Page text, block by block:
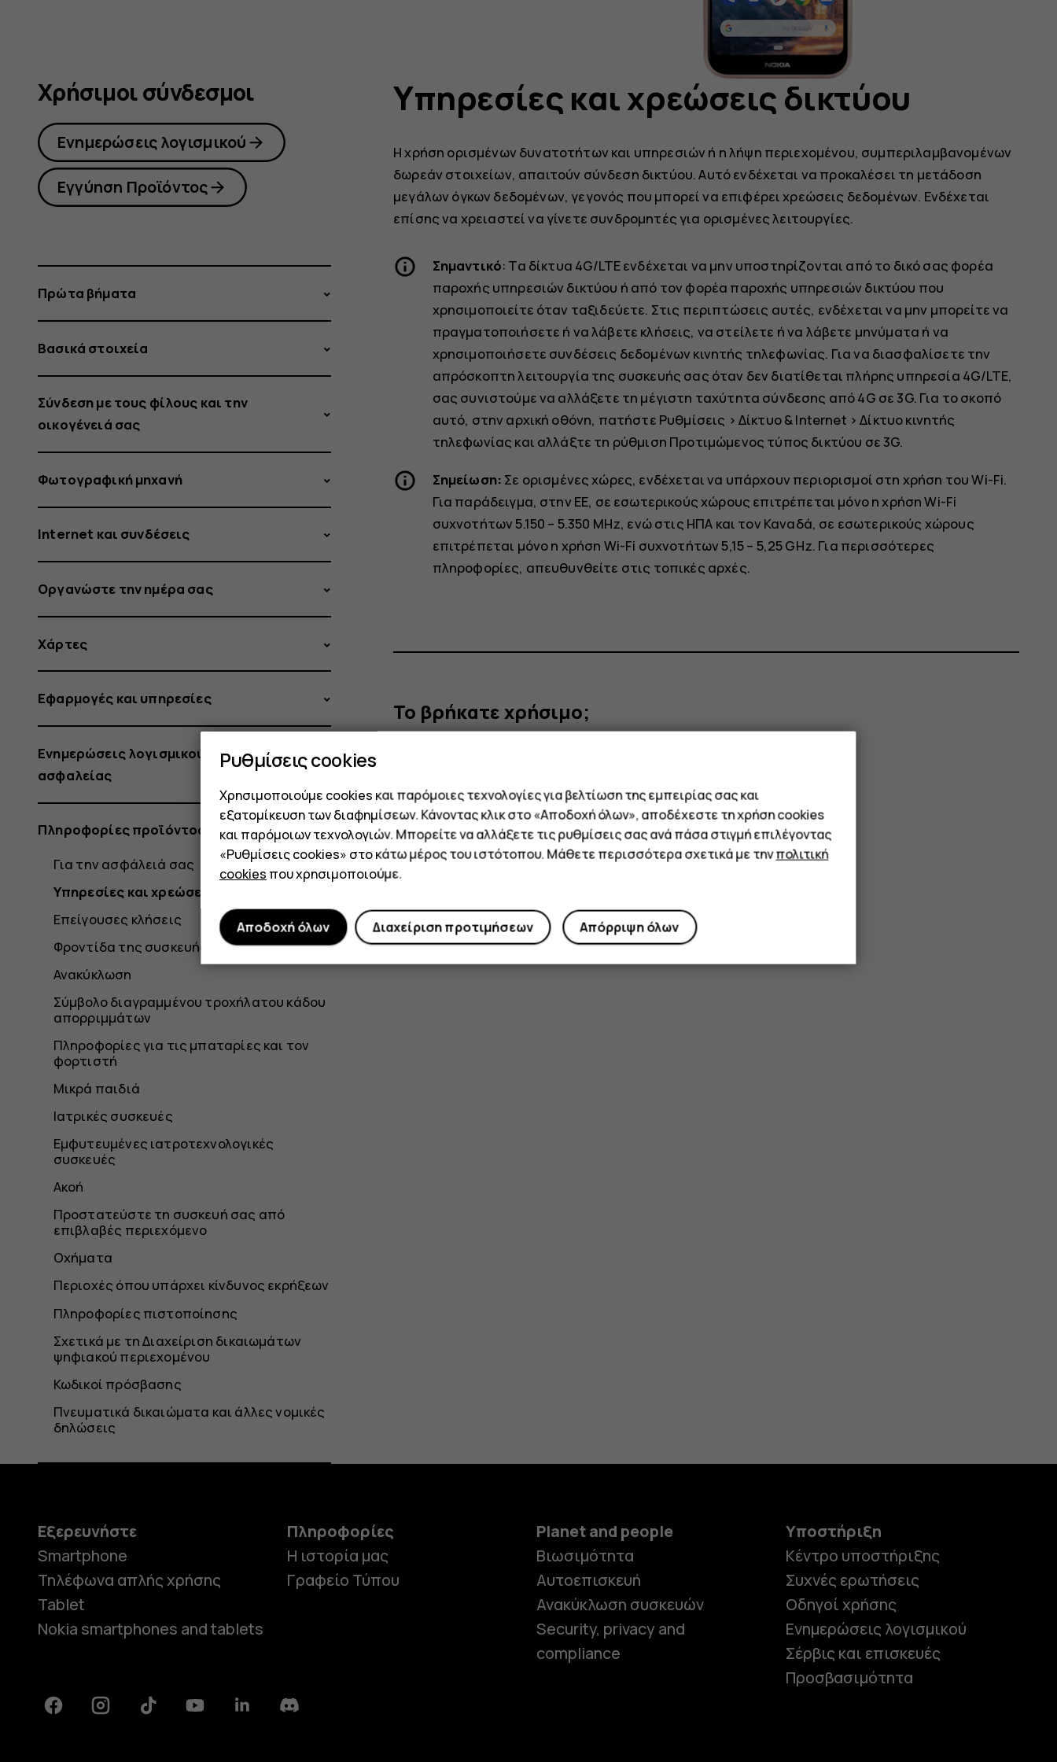
Υπηρεσίες και χρεώσεις δικτύου
Η χρήση ορισμένων δυνατοτήτων και υπηρεσιών ή η λήψη περιεχομένου, συμπεριλαμβανομένων
δωρεάν στοιχείων, απαιτούν σύνδεση δικτύου. Αυτό ενδέχεται να προκαλέσει τη μετάδοση
μεγάλων όγκων δεδομένων, γεγονός που μπορεί να επιφέρει χρεώσεις δεδομένων. Ενδέχεται
επίσης να χρειαστεί να γίνετε συνδρομητές για ορισμένες λειτουργίες.
Σημαντικό: Τα δίκτυα 4G/LTE ενδέχεται να μην υποστηρίζονται από το δικό σας φορέα
παροχής υπηρεσιών δικτύου ή από τον φορέα παροχής υπηρεσιών δικτύου που
χρησιμοποιείτε όταν ταξιδεύετε. Στις περιπτώσεις αυτές, ενδέχεται να μην μπορείτε να
πραγματοποιήσετε ή να λάβετε κλήσεις, να στείλετε ή να λάβετε μηνύματα ή να
χρησιμοποιήσετε συνδέσεις δεδομένων κινητής τηλεφωνίας. Για να διασφαλίσετε την
απρόσκοπτη λειτουργία της συσκευής σας όταν δεν διατίθεται πλήρης υπηρεσία 4G/LTE,
σας συνιστούμε να αλλάξετε τη μέγιστη ταχύτητα σύνδεσης από 4G σε 3G. Για το σκοπό
αυτό, στην αρχική οθόνη, πατήστε Ρυθμίσεις > Δίκτυο & Internet >Δίκτυο κινητής
τηλεφωνίας και αλλάξτε τη ρύθμιση Προτιμώμενος τύπος δικτύου σε 3G.
Σημείωση: Σε ορισμένες χώρες, ενδέχεται να υπάρχουν περιορισμοί στη χρήση του Wi-Fi.
Για παράδειγμα, στην ΕΕ, σε εσωτερικούς χώρους επιτρέπεται μόνο η χρήση Wi-Fi
συχνοτήτων 5.150 – 5.350 MHz, ενώ στις ΗΠΑ και τον Καναδά, σε εσωτερικούς χώρους
επιτρέπεται μόνο η χρήση Wi-Fi συχνοτήτων 5,15 – 5,25 GHz. Για περισσότερες
πληροφορίες, απευθυνθείτε στις τοπικές αρχές.
Το βρήκατε χρήσιμο;
Χρήσιμοι σύνδεσμοι
Ενημερώσεις λογισμικού
Εγγύηση Προϊόντος
Πρώτα βήματα
Βασικά στοιχεία
Σύνδεση με τους φίλους και την
οικογένειά σας
Φωτογραφική μηχανή
Internet και συνδέσεις
Οργανώστε την ημέρα σας
Χάρτες
Εφαρμογές και υπηρεσίες
Ενημερώσεις λογισμικού και αντίγραφα
ασφαλείας
Πληροφορίες προϊόντος και ασφάλειας
Για την ασφάλειά σας
Υπηρεσίες και χρεώσεις δικτύου
Επείγουσες κλήσεις
Φροντίδα της συσκευής σας
Ανακύκλωση
Σύμβολο διαγραμμένου τροχήλατου κάδου
απορριμμάτων
Πληροφορίες για τις μπαταρίες και τον
φορτιστή
Μικρά παιδιά
Ιατρικές συσκευές
Εμφυτευμένες ιατροτεχνολογικές
συσκευές
Ακοή
Προστατεύστε τη συσκευή σας από
επιβλαβές περιεχόμενο
Οχήματα
Περιοχές όπου υπάρχει κίνδυνος εκρήξεων
Πληροφορίες πιστοποίησης
Σχετικά με τη Διαχείριση δικαιωμάτων
ψηφιακού περιεχομένου
Κωδικοί πρόσβασης
Πνευματικά δικαιώματα και άλλες νομικές
δηλώσεις
Εξερευνήστε
Smartphone
Τηλέφωνα απλής χρήσης
Tablet
Nokia smartphones and tablets
Πληροφορίες
Η ιστορία μας
Γραφείο Τύπου
Planet and people
Βιωσιμότητα
Αυτοεπισκευή
Ανακύκλωση συσκευών
Security, privacy and
compliance
Υποστήριξη
Κέντρο υποστήριξης
Συχνές ερωτήσεις
Οδηγοί χρήσης
Ενημερώσεις λογισμικού
Σέρβις και επισκευές
Προσβασιμότητα
FacebookInstagramTiktok YoutubeLinkedinDiscord
Ρυθμίσεις cookies
Χρησιμοποιούμε cookies και παρόμοιες τεχνολογίες για βελτίωση της εμπειρίας σας και
εξατομίκευση των διαφημίσεων. Κάνοντας κλικ στο «Αποδοχή όλων», αποδέχεστε τη χρήση cookies
και παρόμοιων τεχνολογιών. Μπορείτε να αλλάξετε τις ρυθμίσεις σας ανά πάσα στιγμή επιλέγοντας
«Ρυθμίσεις cookies» στο κάτω μέρος του ιστότοπου. Μάθετε περισσότερα σχετικά με τηνπολιτική
cookies που χρησιμοποιούμε.
Απόρριψη όλων
Διαχείριση προτιμήσεων
Αποδοχή όλων